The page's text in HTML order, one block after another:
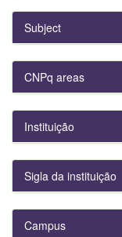
Subject
CNPq areas
Instituição
Sigla da instituição
Campus